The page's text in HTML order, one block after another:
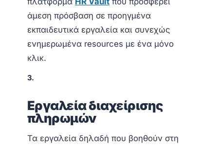
άμεση πρόσβαση σε προηγμένα
εκπαιδευτικά εργαλεία και συνεχώς
ενημερωμένα resources με ένα μόνο
κλικ.
3.
Εργαλεία διαχείρισης
πληρωμών
Τα εργαλεία δηλαδή που βοηθούν στη